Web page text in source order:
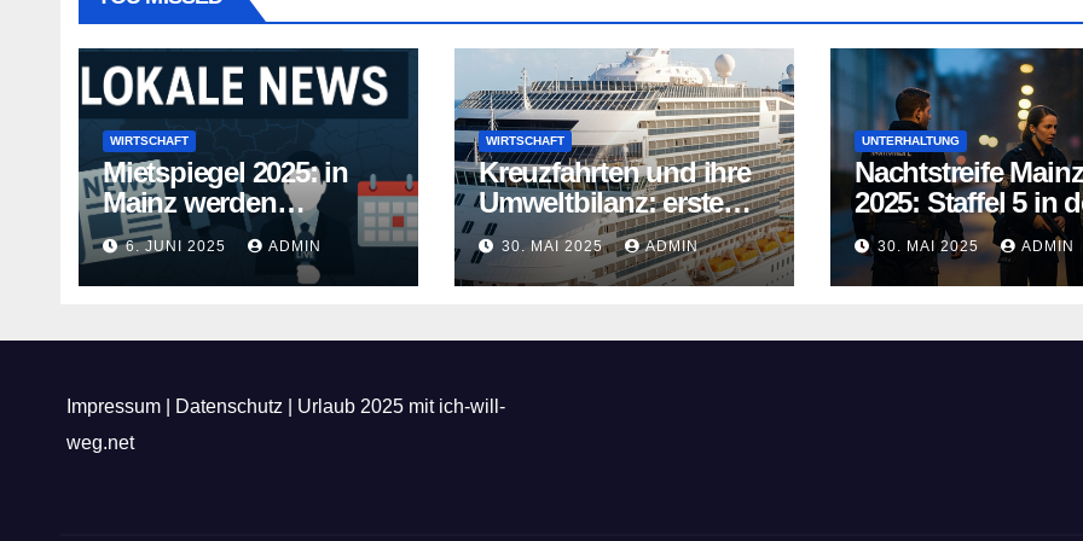
WIRTSCHAFT
Mietspiegel 2025: in
Mainz werden
Mietwohnungen noch
teurer
6. JUNI 2025 ADMIN
WIRTSCHAFT
Kreuzfahrten und ihre
Umweltbilanz: erste
Kreuzfahrtschiffe
gehen neue Wege
30. MAI 2025 ADMIN
UNTERHALTUNG
Nachtstreife Mainz
2025: Staffel 5 in
ARD Mediathek
30. MAI 2025 ADMIN
Impressum Datenschutz
Urlaub 2025 mit ich-will-
weg.net